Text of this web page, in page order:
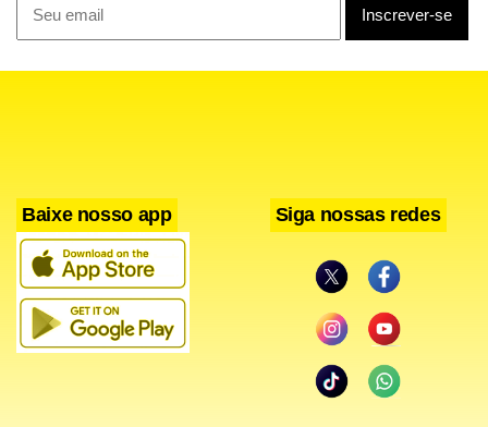
Também em nota, a Associação Brasileira de
Distribuidores de Energia Elétrica (Abradee) informou
neste domingo que as distribuidoras executaram os cortes
nas usinas conectadas às redes de distribuição, chamadas
de “Tipo III”, seguindo os montantes estabelecidos pelo
Baixe nosso app Siga nossas redes